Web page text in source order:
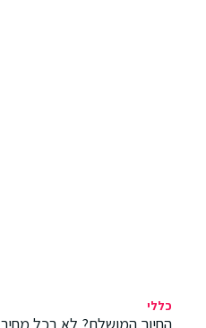
כללי